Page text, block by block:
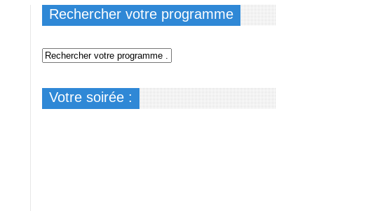
Rechercher votre programme
Votre soirée :